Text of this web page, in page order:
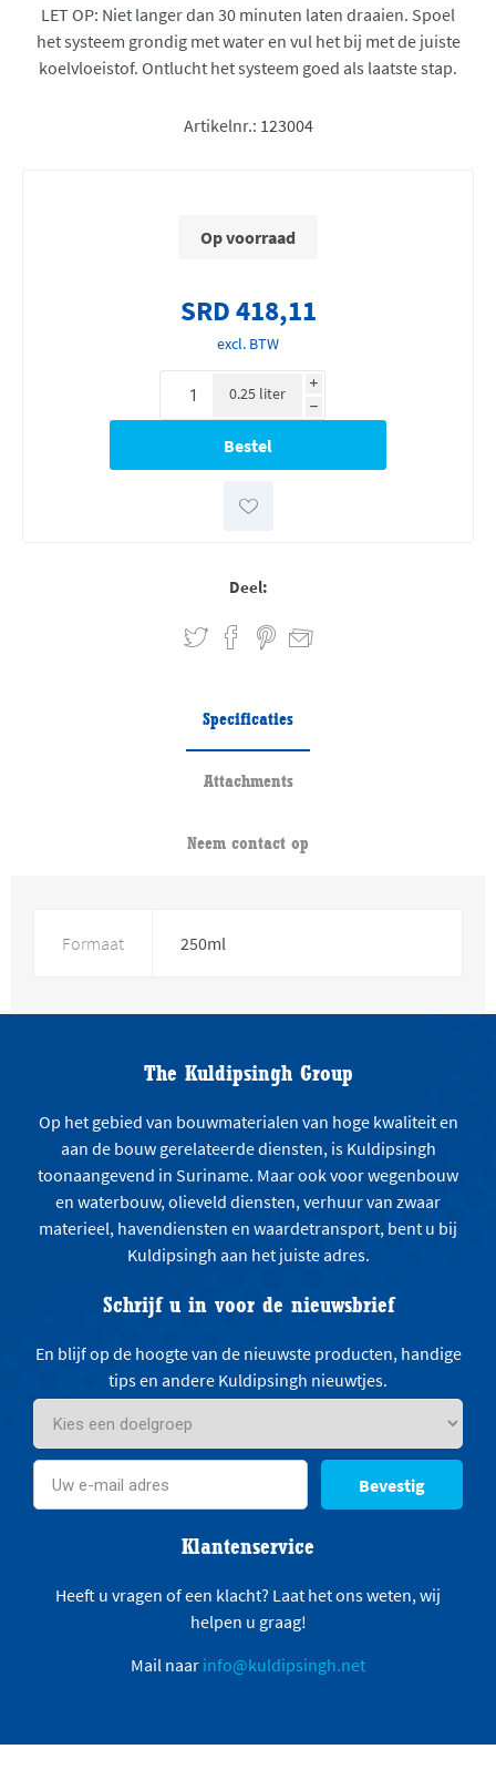
LET OP: Niet langer dan 30 minuten laten draaien. Spoel
het systeem grondig met water en vul het bij met de juiste
koelvloeistof. Ontlucht het systeem goed als laatste stap.
Artikelnr.: 123004
Op voorraad
SRD 418,11
excl. BTW
i
h
0.25 liter
Deel:
Specificaties
Attachments
Neem contact op
Formaat 250ml
The Kuldipsingh Group
Op het gebied van bouwmaterialen van hoge kwaliteit en
aan de bouw gerelateerde diensten, is Kuldipsingh
toonaangevend in Suriname. Maar ook voor wegenbouw
en waterbouw, olieveld diensten, verhuur van zwaar
materieel, havendiensten en waardetransport, bent u bij
Kuldipsingh aan het juiste adres.
Schrijf u in voor de nieuwsbrief
En blijf op de hoogte van de nieuwste producten, handige
tips en andere Kuldipsingh nieuwtjes.
Bevestig
Klantenservice
Heeft u vragen of een klacht? Laat het ons weten, wij
helpen u graag!
Mail naar info@kuldipsingh.net